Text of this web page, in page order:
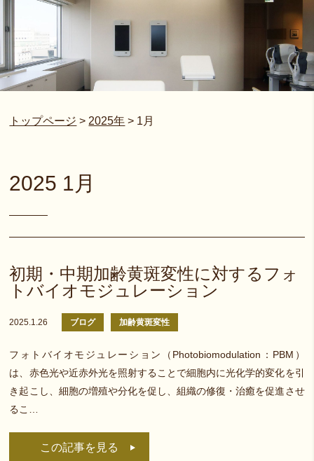
トップページ > 2025年 > 1月
2025 1月
初期・中期加齢黄斑変性に対するフォ
トバイオモジュレーション
2025.1.26 ブログ 加齢黄斑変性
フォトバイオモジュレーション（Photobiomodulation：PBM）
は、赤色光や近赤外光を照射することで細胞内に光化学的変化を引
き起こし、細胞の増殖や分化を促し、組織の修復・治癒を促進させ
るこ…
この記事を見る